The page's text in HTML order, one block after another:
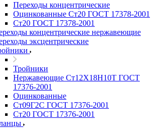
Переходы концентрические
Оцинкованные Ст20 ГОСТ 17378-2001
Ст20 ГОСТ 17378-2001
концентрические нержавеющие
эксцентрические
Тройники
Нержавеющие Ст12Х18Н10Т ГОСТ
17376-2001
Оцинкованные
Ст09Г2С ГОСТ 17376-2001
Ст20 ГОСТ 17376-2001